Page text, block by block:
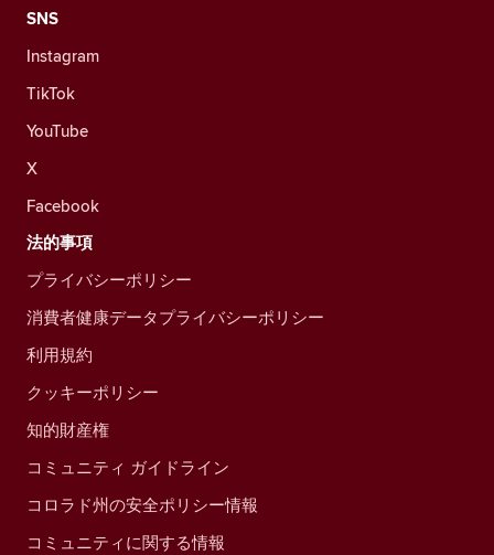
SNS
Instagram
TikTok
YouTube
X
Facebook
法的事項
プライバシーポリシー
消費者健康データプライバシーポリシー
利用規約
クッキーポリシー
知的財産権
コミュニティ ガイドライン
コロラド州の安全ポリシー情報
コミュニティに関する情報